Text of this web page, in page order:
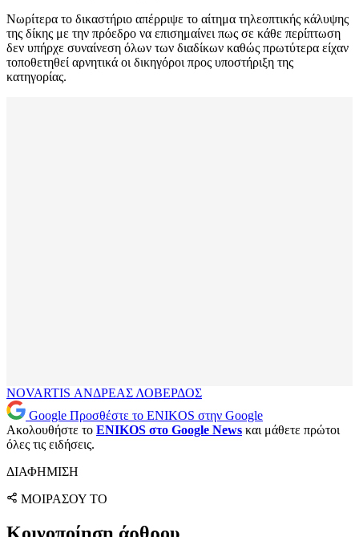
Νωρίτερα το δικαστήριο απέρριψε το αίτημα τηλεοπτικής κάλυψης
της δίκης με την πρόεδρο να επισημαίνει πως σε κάθε περίπτωση
δεν υπήρχε συναίνεση όλων των διαδίκων καθώς πρωτύτερα είχαν
τοποθετηθεί αρνητικά οι δικηγόροι προς υποστήριξη της
κατηγορίας.
NOVARTIS ΑΝΔΡΕΑΣ ΛΟΒΕΡΔΟΣ
Google Προσθέστε το ENIKOS στην Google
Ακολουθήστε το ENIKOS στο Google News και μάθετε πρώτοι
όλες τις ειδήσεις.
ΔΙΑΦΗΜΙΣΗ
ΜΟΙΡΑΣΟΥ ΤΟ